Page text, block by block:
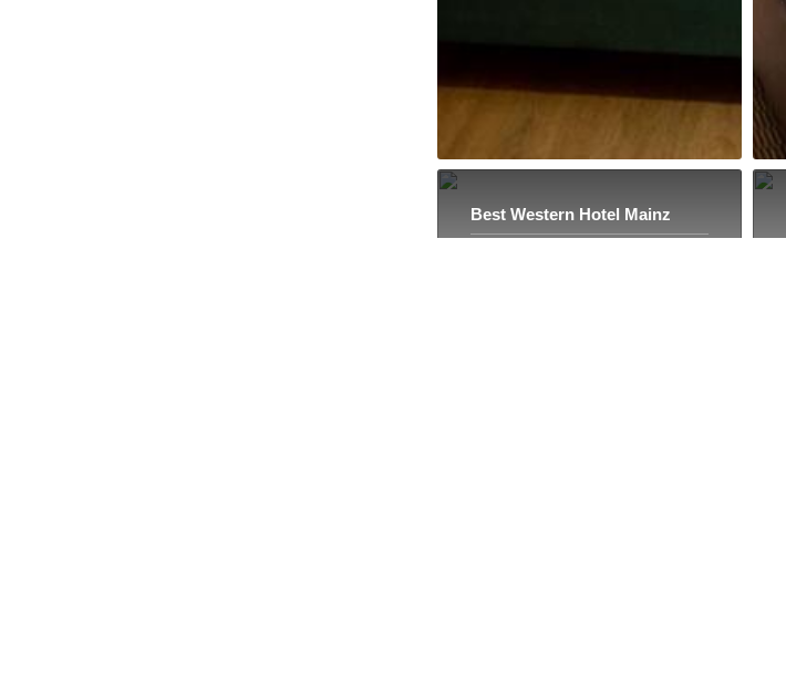
Best Western Hotel Mainz